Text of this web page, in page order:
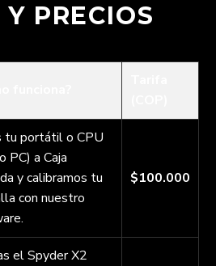
PRECIOS
tu portátil o CPU
PC) a Caja
y calibramos tu
con nuestro
$100.000
el Spyder X2